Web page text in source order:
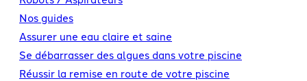
Nos guides
Assurer une eau claire et saine
Se débarrasser des algues dans votre piscine
Réussir la remise en route de votre piscine